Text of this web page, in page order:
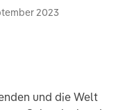
2023
und die Welt